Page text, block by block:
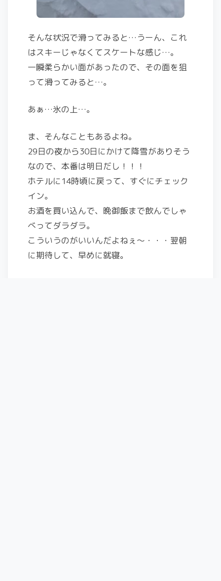
そんな状況で滑ってみると…うーん、これ
はスキーじゃなくてスケートな感じ…。
一瞬柔らかい面があったので、その面を狙
って滑ってみると…。
あぁ…氷の上…。
ま、そんなこともあるよね。
29日の夜から30日にかけて降雪がありそう
なので、本番は明日だし！！！
ホテルに14時頃に戻って、すぐにチェック
イン。
お酒を買い込んで、晩御飯まで飲んでしゃ
べってダラダラ。
こういうのがいいんだよねぇ〜・・・翌朝
に期待して、早めに就寝。